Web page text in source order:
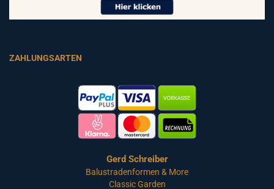
ZAHLUNGSARTEN
Gerd Schreiber
Balustradenformen & More
Classic Garden